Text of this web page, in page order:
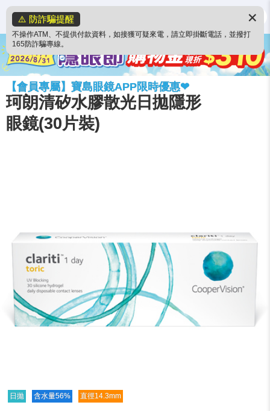
⚠️ 防詐騙提醒
不操作ATM、不提供付款資料，如接獲可疑來電，請立即掛斷電話，並撥打
165防詐騙專線。
✕
【會員專屬】寶島眼鏡APP限時優惠❤
珂朗清矽水膠散光日拋隱形
眼鏡(30片裝)
日拋 含水量56% 直徑14.3mm